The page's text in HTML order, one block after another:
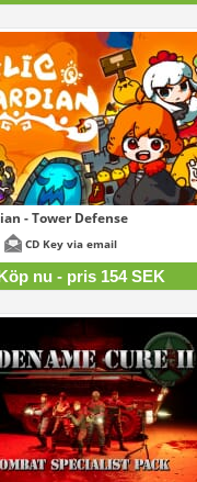
- Tower Defense
CD Key via email
nu - pris 154 SEK